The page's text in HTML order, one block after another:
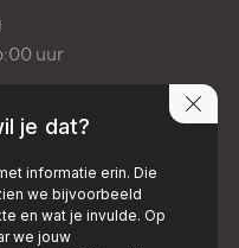
uur
je dat?
informatie erin. Die
we bijvoorbeeld
en wat je invulde. Op
we jouw